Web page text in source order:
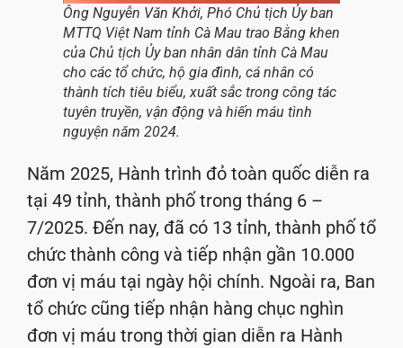
Ông Nguyễn Văn Khởi, Phó Chủ tịch Ủy ban
MTTQ Việt Nam tỉnh Cà Mau trao Bằng khen
của Chủ tịch Ủy ban nhân dân tỉnh Cà Mau
cho các tổ chức, hộ gia đình, cá nhân có
thành tích tiêu biểu, xuất sắc trong công tác
tuyên truyền, vận động và hiến máu tình
nguyện năm 2024.
Năm 2025, Hành trình đỏ toàn quốc diễn ra
tại 49 tỉnh, thành phố trong tháng 6 –
7/2025. Đến nay, đã có 13 tỉnh, thành phố tổ
chức thành công và tiếp nhận gần 10.000
đơn vị máu tại ngày hội chính. Ngoài ra, Ban
tổ chức cũng tiếp nhận hàng chục nghìn
đơn vị máu trong thời gian diễn ra Hành